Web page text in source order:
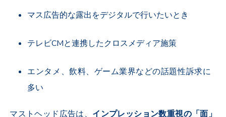
マス広告的な露出をデジタルで行いたいとき
テレビCMと連携したクロスメディア施策
エンタメ、飲料、ゲーム業界などの話題性訴求に
多い
マストヘッド広告は、 インプレッション数重視の「面」